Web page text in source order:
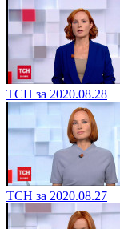
ТСН за 2020.08.28
ТСН за 2020.08.27